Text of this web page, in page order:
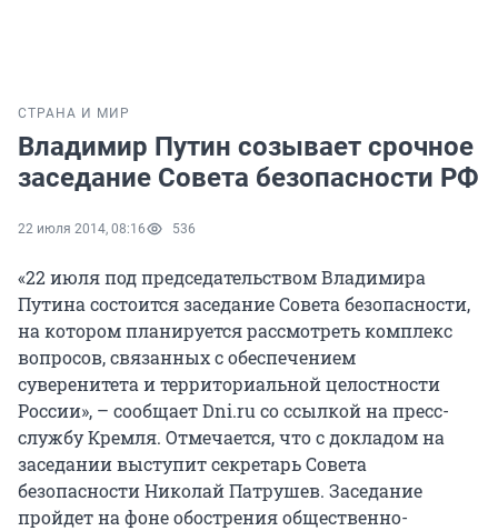
СТРАНА И МИР
Владимир Путин созывает срочное
заседание Совета безопасности РФ
22 июля 2014, 08:16 536
«22 июля под председательством Владимира
Путина состоится заседание Совета безопасности,
на котором планируется рассмотреть комплекс
вопросов, связанных с обеспечением
суверенитета и территориальной целостности
России», – сообщает Dni.ru со ссылкой на пресс-
службу Кремля. Отмечается, что с докладом на
заседании выступит секретарь Совета
безопасности Николай Патрушев. Заседание
пройдет на фоне обострения общественно-